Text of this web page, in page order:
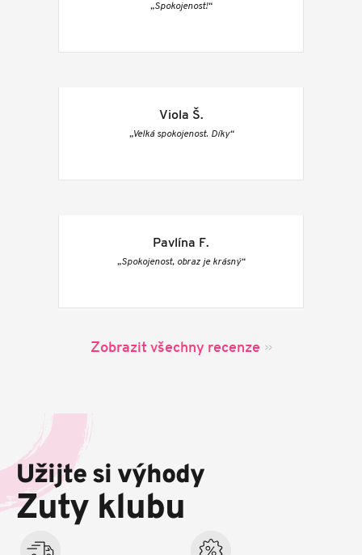
„Spokojenost!“
Viola Š.
„Velká spokojenost. Díky“
Pavlína F.
„Spokojenost, obraz je krásný“
Zobrazit všechny recenze
a
í
Užijte si výhody
Zuty klubu